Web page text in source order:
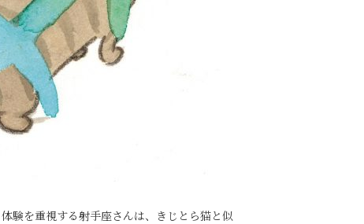
を重視する射手座さんは、きじとら猫と似